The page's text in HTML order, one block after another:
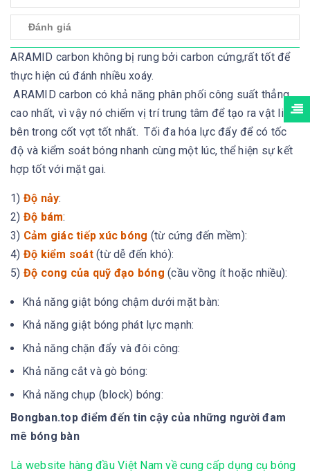
Đánh giá
ARAMID carbon không bị rung bởi carbon cứng,rất tốt để
thực hiện cú đánh nhiều xoáy.
ARAMID carbon có khả năng phân phối công suất thẳng
cao nhất, vì vậy nó chiếm vị trí trung tâm để tạo ra vật liệu
bên trong cốt vợt tốt nhất. Tối đa hóa lực đẩy để có tốc
độ và kiểm soát bóng nhanh cùng một lúc, thể hiện sự kết
hợp tốt với mặt gai.
1) Độ nảy:
2) Độ bám:
3) Cảm giác tiếp xúc bóng (từ cứng đến mềm):
4) Độ kiểm soát(từ dễ đến khó):
5) Độ cong của quỹ đạo bóng (cầu vồng ít hoặc nhiều):
Khả năng giật bóng chậm dưới mặt bàn:
Khả năng giật bóng phát lực mạnh:
Khả năng chặn đẩy và đôi công:
Khả năng cắt và gò bóng:
Khả năng chụp (block) bóng:
Bongban.top điểm đến tin cậy của những người đam
mê bóng bàn
Là website hàng đầu Việt Nam về cung cấp dụng cụ bóng